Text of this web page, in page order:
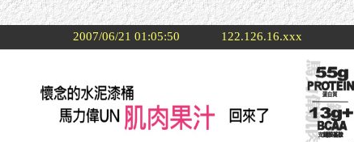
2007/06/21 01:05:50 122.126.16.xxx